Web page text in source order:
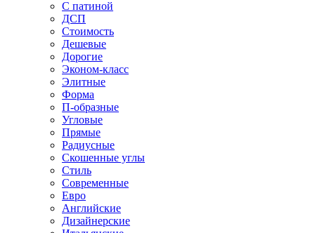
С патиной
ДСП
Стоимость
Дешевые
Дорогие
Эконом-класс
Элитные
Форма
П-образные
Угловые
Прямые
Радиусные
Скошенные углы
Стиль
Современные
Евро
Английские
Дизайнерские